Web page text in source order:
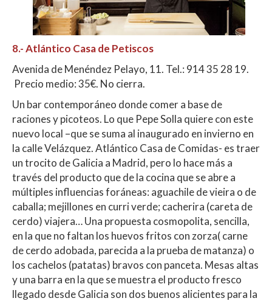
8.-Atlántico Casa de Petiscos
Avenida de Menéndez Pelayo, 11. Tel.: 914 35 28 19.
Precio medio: 35€. No cierra.
Un bar contemporáneo donde comer a base de
raciones y picoteos. Lo que Pepe Solla quiere con este
nuevo local –que se suma al inaugurado en invierno en
la calle Velázquez. Atlántico Casa de Comidas- es traer
un trocito de Galicia a Madrid, pero lo hace más a
través del producto que de la cocina que se abre a
múltiples influencias foráneas: aguachile de vieira o de
caballa; mejillones en curri verde; cacherira (careta de
cerdo) viajera… Una propuesta cosmopolita, sencilla,
en la que no faltan los huevos fritos con zorza( carne
de cerdo adobada, parecida a la prueba de matanza) o
los cachelos (patatas) bravos con panceta. Mesas altas
y una barra en la que se muestra el producto fresco
llegado desde Galicia son dos buenos alicientes para la